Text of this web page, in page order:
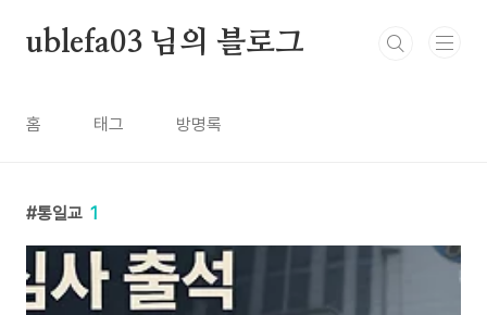
ublefa03 님의 블로그
홈 태그 방명록
통일교 1